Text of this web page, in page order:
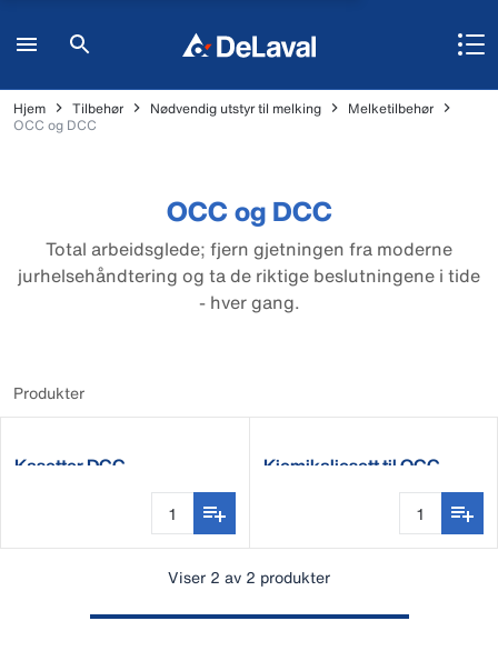
Hjem Tilbehør Nødvendig utstyr til melking
Melketilbehør
OCC og DCC
OCC og DCC
Total arbeidsglede; fjern gjetningen fra moderne
jurhelsehåndtering og ta de riktige beslutningene i tide
- hver gang.
Produkter
Kasetter DCC Kjemikaliesett til OCC
Viser 2 av 2 produkter